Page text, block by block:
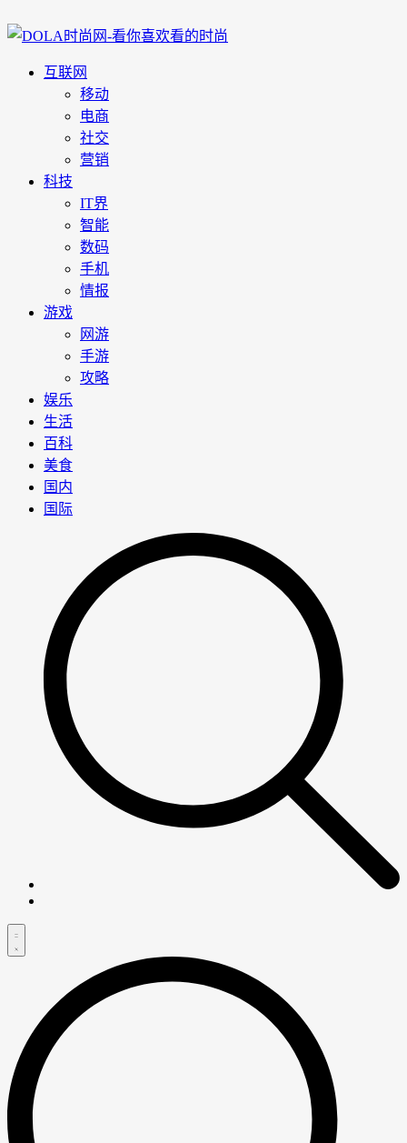
互联网
移动
电商
社交
营销
科技
IT界
智能
数码
手机
情报
游戏
网游
手游
攻略
娱乐
生活
百科
美食
国内
国际